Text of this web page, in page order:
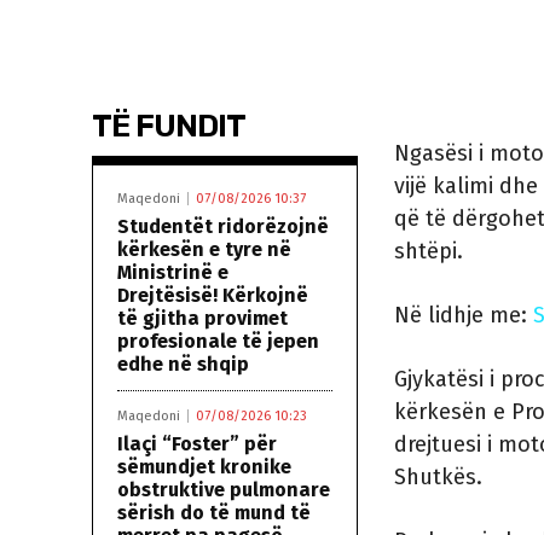
TË FUNDIT
Maqedoni 07/08/2026 10:37
Studentët ridorëzojnë
kërkesën e tyre në
Ministrinë e
Drejtësisë! Kërkojnë
të gjitha provimet
profesionale të jepen
edhe në shqip
Maqedoni 07/08/2026 10:23
Ilaçi “Foster” për
sëmundjet kronike
obstruktive pulmonare
sërish do të mund të
Ngasësi i
vijë kalimi
që të
shtëpi.
Në lidhje me:
Gjykatësi i
kërkesën e
drejtuesi i
Shutkës.